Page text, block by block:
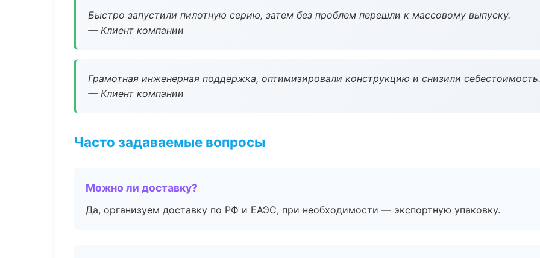
Быстро запустили пилотную серию, затем без проблем перешли к массовому выпуску.
— Клиент компании
Грамотная инженерная поддержка, оптимизировали конструкцию и снизили себестоимость.
— Клиент компании
Часто задаваемые вопросы
Можно ли доставку?
Да, организуем доставку по РФ и ЕАЭС, при необходимости — экспортную упаковку.